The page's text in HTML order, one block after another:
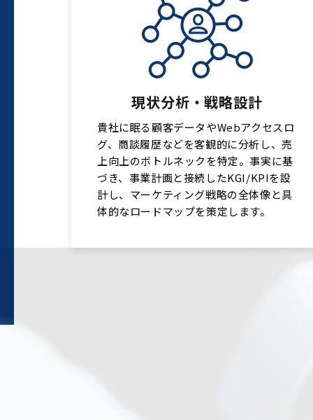
現状分析・戦略設計
貴社に眠る顧客データやWebアクセスロ
グ、商談履歴などを客観的に分析し、売
上向上のボトルネックを特定。事実に基
づき、事業計画と接続したKGI/KPIを設
計し、マーケティング戦略の全体像と具
体的なロードマップを策定します。